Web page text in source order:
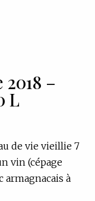
–
L
de vie vieillie 7
vin (cépage
armagnacais à